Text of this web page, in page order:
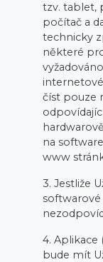
tzv. tablet,
počítač a
technicky
některé
číst pouze
na
www
3. Jestliže
softwarové
4.
bude mít